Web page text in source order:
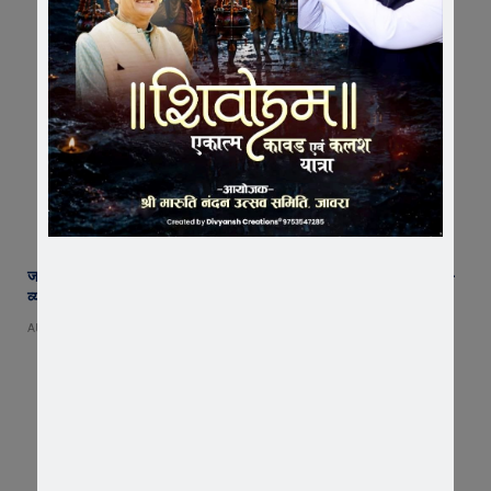
जावरा SDM कार्यालय पहुंचे रतलाम कलेक्टर अजय कटेसरिया, रिकॉर्ड और कानून-
व्यवस्था की तैयारियों का किया निरीक्षण
AUGUST 7, 2026